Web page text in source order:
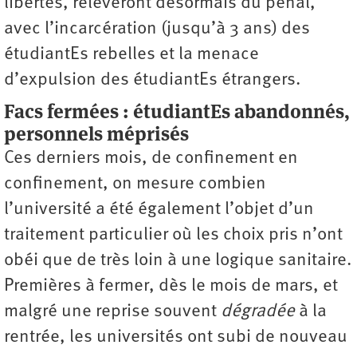
avec l’incarcération (jusqu’à 3 ans) des
étudiantEs rebelles et la menace
d’expulsion des étudiantEs étrangers.
Facs fermées : étudiantEs abandonnés,
personnels méprisés
Ces derniers mois, de confinement en
confinement, on mesure combien
l’université a été également l’objet d’un
traitement particulier où les choix pris n’ont
obéi que de très loin à une logique sanitaire.
Premières à fermer, dès le mois de mars, et
malgré une reprise souvent dégradéeà la
rentrée, les universités ont subi de nouveau